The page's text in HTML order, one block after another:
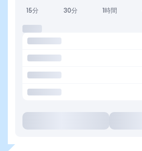
15分 30分 1時間